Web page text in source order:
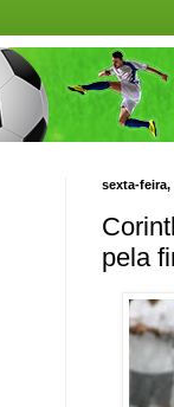
sexta-feira,
pela